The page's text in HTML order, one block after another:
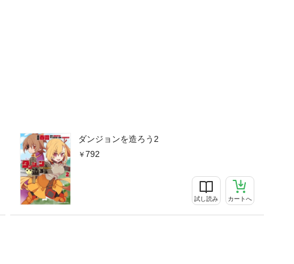
ダンジョンを造ろう2
792
試し読み カートへ